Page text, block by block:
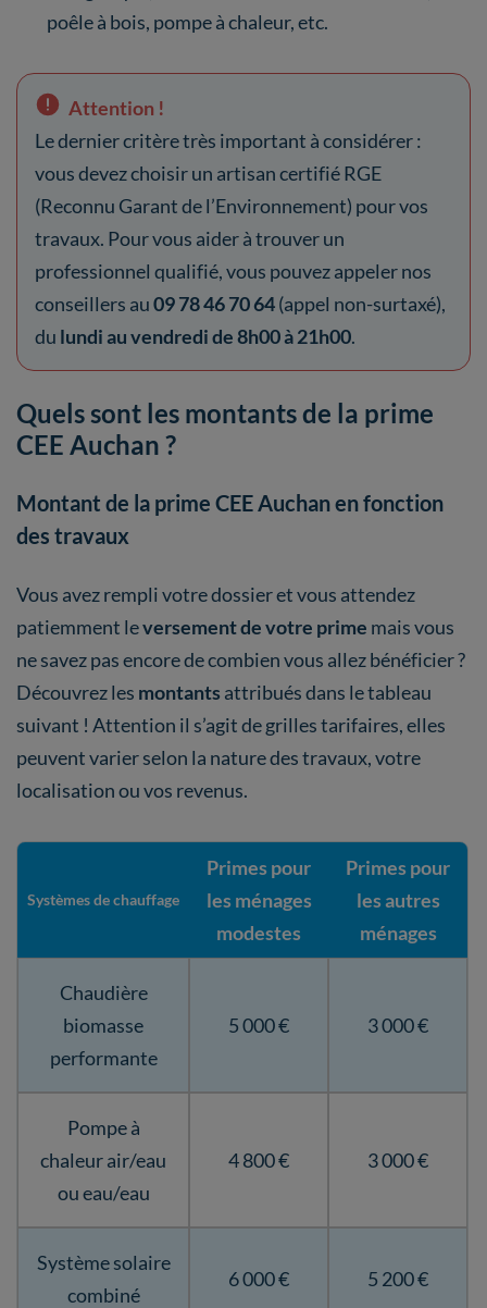
poêle à bois, pompe à chaleur, etc.
Attention !
Le dernier critère très important à considérer :
vous devez choisir un artisan certifié RGE
(Reconnu Garant de l’Environnement) pour vos
travaux. Pour vous aider à trouver un
professionnel qualifié, vous pouvez appeler nos
conseillers au09 78 46 70 64(appel non-surtaxé),
du lundi au vendredi de 8h00 à 21h00.
Quels sont les montants de la prime
CEE Auchan ?
Montant de la prime CEE Auchan en fonction
des travaux
Vous avez rempli votre dossier et vous attendez
patiemment leversement de votre prime mais vous
ne savez pas encore de combien vous allez bénéficier ?
Découvrez les montants attribués dans le tableau
suivant ! Attention il s’agit de grilles tarifaires, elles
peuvent varier selon la nature des travaux, votre
localisation ou vos revenus.
Systèmes de chauffage
Primes pour
les ménages
modestes
Primes pour
les autres
ménages
Chaudière
biomasse
performante
5 000 € 3 000 €
Pompe à
chaleur air/eau
ou eau/eau
4 800 € 3 000 €
Système solaire
combiné
6 000 € 5 200 €